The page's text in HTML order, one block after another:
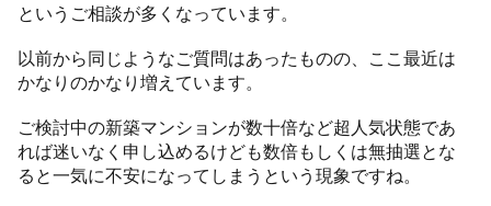
というご相談が多くなっています。
以前から同じようなご質問はあったものの、ここ最近は
かなりのかなり増えています。
ご検討中の新築マンションが数十倍など超人気状態であ
れば迷いなく申し込めるけども数倍もしくは無抽選とな
ると一気に不安になってしまうという現象ですね。